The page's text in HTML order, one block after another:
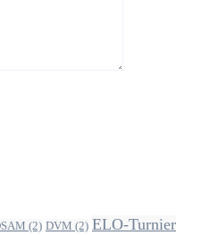
(2) DVM (2) ELO-Turnier